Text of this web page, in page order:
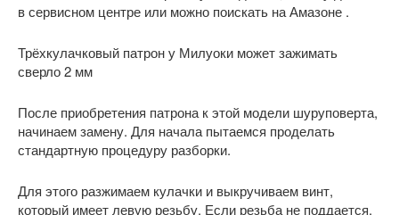
в сервисном центре или можно поискать на Амазоне .
Трёхкулачковый патрон у Милуоки может зажимать
сверло 2 мм
После приобретения патрона к этой модели шуруповерта,
начинаем замену. Для начала пытаемся проделать
стандартную процедуру разборки.
Для этого разжимаем кулачки и выкручиваем винт,
который имеет левую резьбу. Если резьба не поддается,